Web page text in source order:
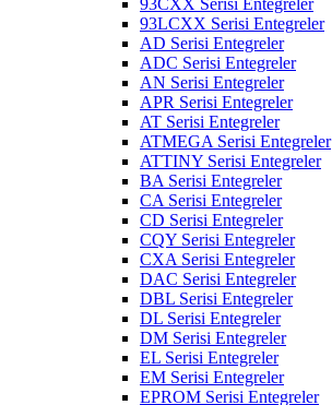
93CXX Serisi Entegreler
93LCXX Serisi Entegreler
AD Serisi Entegreler
ADC Serisi Entegreler
AN Serisi Entegreler
APR Serisi Entegreler
AT Serisi Entegreler
ATMEGA Serisi Entegreler
ATTINY Serisi Entegreler
BA Serisi Entegreler
CA Serisi Entegreler
CD Serisi Entegreler
CQY Serisi Entegreler
CXA Serisi Entegreler
DAC Serisi Entegreler
DBL Serisi Entegreler
DL Serisi Entegreler
DM Serisi Entegreler
EL Serisi Entegreler
EM Serisi Entegreler
EPROM Serisi Entegreler